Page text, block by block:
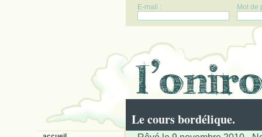
E-mail : Mot de
Le cours bordélique.